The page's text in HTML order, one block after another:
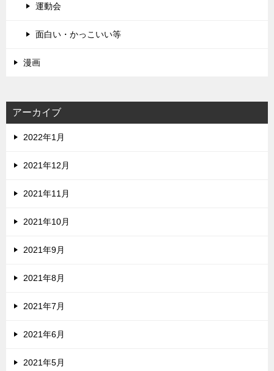
運動会
面白い・かっこいい等
漫画
アーカイブ
2022年1月
2021年12月
2021年11月
2021年10月
2021年9月
2021年8月
2021年7月
2021年6月
2021年5月